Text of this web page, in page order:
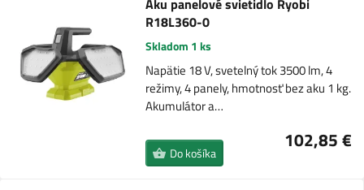
Aku panelové svietidlo Ryobi
R18L360-0
Skladom 1 ks
Napätie 18 V, svetelný tok 3500 lm, 4
režimy, 4 panely, hmotnosť bez aku 1 kg.
Akumulátor a…
102,85 €
Do košíka